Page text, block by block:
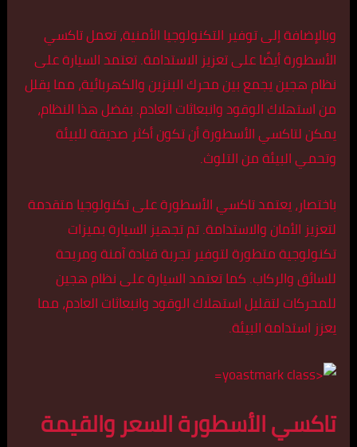
وبالإضافة إلى توفير التكنولوجيا الأمنية، تعمل تاكسي
الأسطورة أيضًا على تعزيز الاستدامة. تعتمد السيارة على
نظام هجين يجمع بين محرك البنزين والكهربائية، مما يقلل
من استهلاك الوقود وانبعاثات العادم. بفضل هذا النظام،
يمكن لتاكسي الأسطورة أن تكون أكثر صديقة للبيئة
وتحمي البيئة من التلوث.
باختصار، يعتمد تاكسي الأسطورة على تكنولوجيا متقدمة
لتعزيز الأمان والاستدامة. تم تجهيز السيارة بميزات
تكنولوجية متطورة لتوفير تجربة قيادة آمنة ومريحة
للسائق والركاب. كما تعتمد السيارة على نظام هجين
للمحركات لتقليل استهلاك الوقود وانبعاثات العادم، مما
يعزز استدامة البيئة.
تاكسي الأسطورة السعر والقيمة